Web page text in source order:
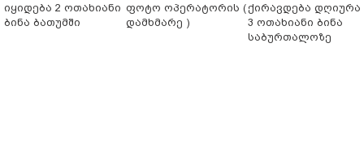
იყიდება 2 ოთახიანი
ბინა ბათუმში
ფოტო ოპერატორის (
დამხმარე )
ქირავდება
3 ოთახიანი ბინა
საბურთალოზე